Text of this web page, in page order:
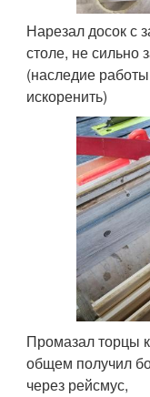
Нарезал досок с
столе, не сильно
(наследие
искоренить)
Промазал торцы
общем получил
через рейсмус,